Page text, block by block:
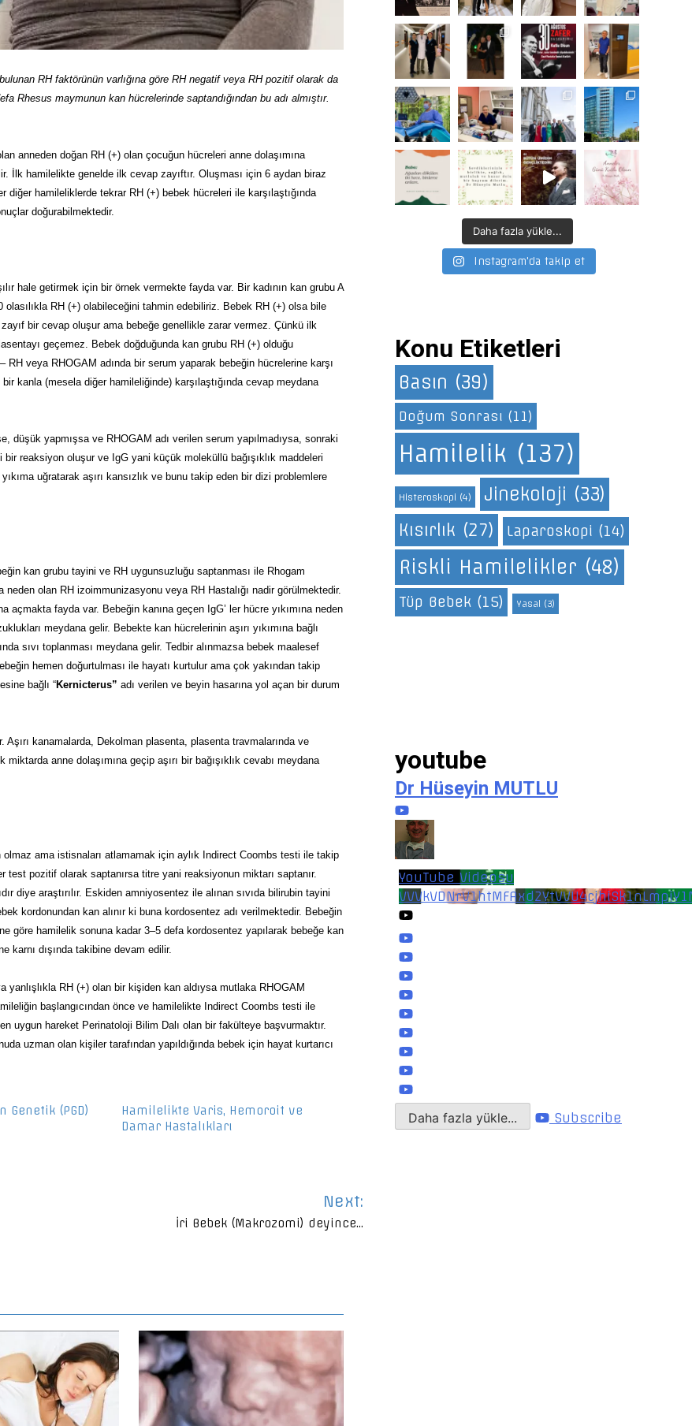
RH faktörünün varlığına göre RH negatif veya RH pozitif olarak da
Rhesus maymunun kan hücrelerinde saptandığından bu adı almıştır.
anneden doğan RH (+) olan çocuğun hücreleri anne dolaşımına
İlk hamilelikte genelde ilk cevap zayıftır. Oluşması için 6 aydan biraz
hamileliklerde tekrar RH (+) bebek hücreleri ile karşılaştığında
doğurabilmektedir.
hale getirmek için bir örnek vermekte fayda var. Bir kadının kan grubu A
RH (+) olabileceğini tahmin edebiliriz. Bebek RH (+) olsa bile
bir cevap oluşur ama bebeğe genellikle zarar vermez. Çünkü ilk
geçemez. Bebek doğduğunda kan grubu RH (+) olduğu
veya RHOGAM adında bir serum yaparak bebeğin hücrelerine karşı
kanla (mesela diğer hamileliğinde) karşılaştığında cevap meydana
düşük yapmışsa ve RHOGAM adı verilen serum yapılmadıysa, sonraki
reaksiyon oluşur ve IgG yani küçük moleküllü bağışıklık maddeleri
uğratarak aşırı kansızlık ve bunu takip eden bir dizi problemlere
kan grubu tayini ve RH uygunsuzluğu saptanması ile Rhogam
olan RH izoimmunizasyonu veya RH Hastalığı nadir görülmektedir.
fayda var. Bebeğin kanına geçen IgG’ ler hücre yıkımına neden
meydana gelir. Bebekte kan hücrelerinin aşırı yıkımına bağlı
sıvı toplanması meydana gelir. Tedbir alınmazsa bebek maalesef
hemen doğurtulması ile hayatı kurtulur ama çok yakından takip
bağlı “Kernicterus” adı verilen ve beyin hasarına yol açan bir durum
Aşırı kanamalarda, Dekolman plasenta, plasenta travmalarında ve
anne dolaşımına geçip aşırı bir bağışıklık cevabı meydana
ama istisnaları atlamamak için aylık Indirect Coombs testi ile takip
pozitif olarak saptanırsa titre yani reaksiyonun miktarı saptanır.
diye araştırılır. Eskiden amniyosentez ile alınan sıvıda bilirubin tayini
kordonundan kan alınır ki buna kordosentez adı verilmektedir. Bebeğin
göre hamilelik sonuna kadar 3–5 defa kordosentez yapılarak bebeğe kan
karnı dışında takibine devam edilir.
RH (+) olan bir kişiden kan aldıysa mutlaka RHOGAM
başlangıcından önce ve hamilelikte Indirect Coombs testi ile
uygun hareket Perinatoloji Bilim Dalı olan bir fakülteye başvurmaktır.
uzman olan kişiler tarafından yapıldığında bebek için hayat kurtarıcı
Genetik (PGD)
Hamilelikte Varis, Hemoroit ve
Damar Hastalıkları
Next:
İri Bebek (Makrozomi) deyince…
Daha fazla yükle...
Instagram'da takip et
Konu Etiketleri
Basın (39)
Doğum Sonrası (11)
Hamilelik (137)
Histeroskopi (4) Jinekoloji (33)
Kısırlık (27) Laparoskopi (14)
Riskli Hamilelikler (48)
Tüp Bebek (15) Yasal (3)
youtube
Dr Hüseyin MUTLU
YouTube Videosu
Daha fazla yükle... Subscribe